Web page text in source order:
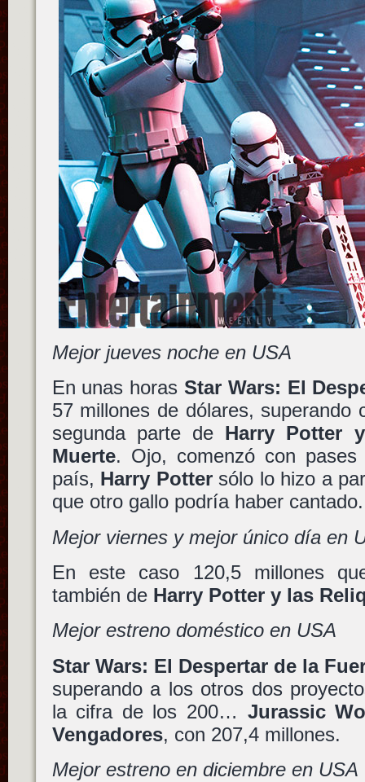
Mejor jueves noche en USA
En unas horas Star Wars: El
57 millones de dólares, superando
segunda parte de Harry Potter
Muerte. Ojo, comenzó con
país, Harry Pottersólo lo hizo a
que otro gallo podría haber cantado.
Mejor viernes y mejor único día en
En este caso 120,5 millones
también de Harry Potter y las
Mejor estreno doméstico en USA
Star Wars: El Despertar de la
superando a los otros dos
la cifra de los 200… Jurassic
Vengadores, con 207,4 millones.
Mejor estreno en diciembre en USA